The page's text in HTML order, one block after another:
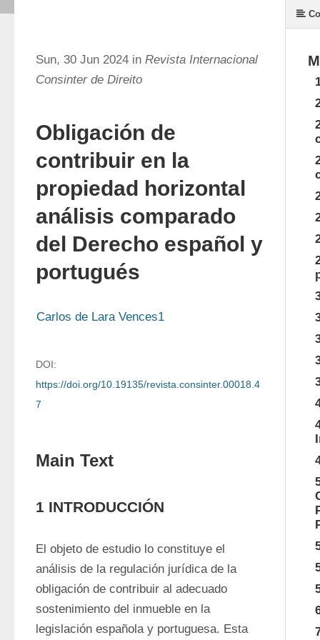
Sun, 30 Jun 2024 in Revista Internacional
Consinter de Direito
Obligación de
contribuir en la
propiedad horizontal
análisis comparado
del Derecho español y
portugués
Carlos de Lara Vences1
DOI:
https://doi.org/10.19135/revista.consinter.00018.4
7
Main Text
1 INTRODUCCIÓN
El objeto de estudio lo constituye el
análisis de la regulación jurídica de la
obligación de contribuir al adecuado
sostenimiento del inmueble en la
legislación española y portuguesa. Esta